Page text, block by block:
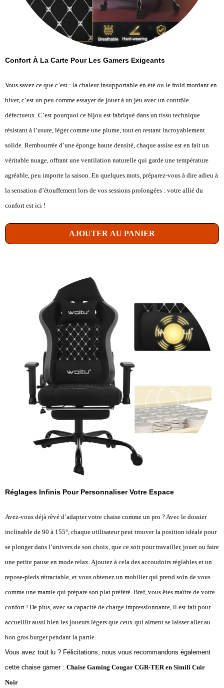
Confort À La Carte Pour Les Gamers Exigeants
Vous savez ce que c’est : la chaleur insupportable en été ou le froid mordant en
hiver, c’est un peu comme essayer de jouer à un jeu avec un contrôle
défectueux. C’est pourquoi ce bijou est fabriqué dans un tissu technique
résistant à l’usure, léger comme une plume, tout en restant incroyablement
solide. Rembourrée d’une éponge haute densité, chaque assise est en fait un
véritable nuage, offrant une ventilation naturelle qui garde une température
agréable, peu importe la saison. En quelques mots, préparez-vous à dire adieu à
la sensation d’étouffement lors de vos sessions prolongées : votre allié du
confort est ici !
AJOUTER AU PANIER
Réglages Infinis Pour Personnaliser Votre Espace
Avez-vous déjà rêvé d’adapter votre chaise comme un pro ? Avec le dossier
inclinable de 90 à 155°, chaque utilisateur peut trouver la position idéale pour
se plonger dans l’univers de son choix, que ce soit pour travailler, jouer ou faire
une petite pause en mode relax. Ajoutez à cela des accoudoirs réglables et un
repose-pieds rétractable, et vous obtenez un mobilier qui prend soin de vous
comme une mamie qui prépare son plat préféré. Bref, vous êtes maître de votre
confort ! De plus, avec sa capacité de charge impressionnante, il est fait pour
accueillir aussi bien les joueurs légers que ceux qui aiment se laisser aller au
bon gros burger pendant la partie.
Vous avez tout lu ? Félicitations, nous vous recommandons également
cette chaise gamer : Chaise Gaming Cougar CGR-TER en Simili Cuir
Noir